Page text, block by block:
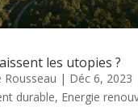
les utopies ?
Rousseau | Déc 6, 2023
durable, Energie